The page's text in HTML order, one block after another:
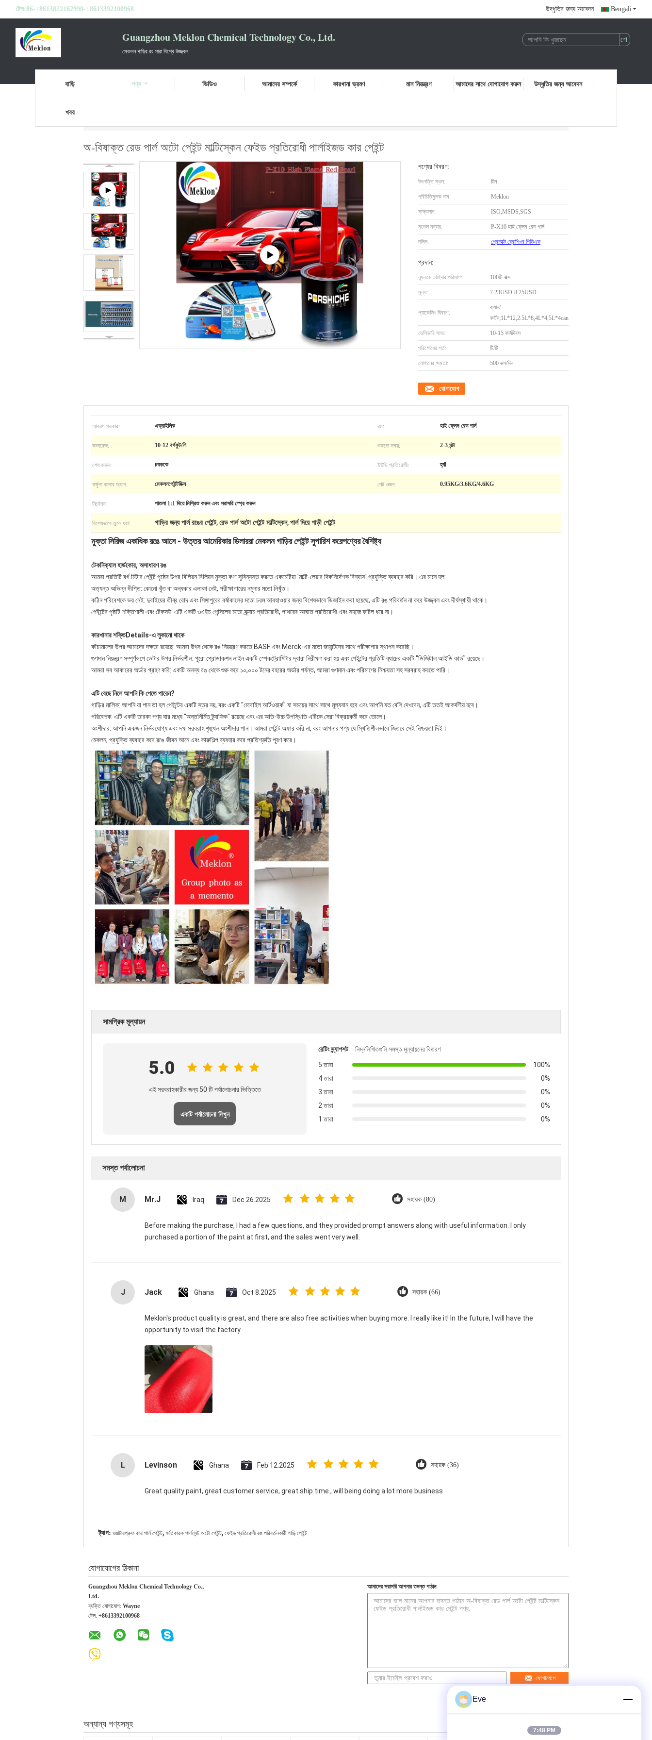
টেল:86-+8613822162990-+8613392100968 উদ্ধৃতির জন্য আবেদন Bengali
Guangzhou Meklon Chemical Technology Co., Ltd.
মেকলন গাড়ির রং সারা বিশ্বে উজ্জ্বল
বাড়ি পণ্য ভিডিও আমাদের সম্পর্কে কারখানা ভ্রমণ মান নিয়ন্ত্রণ আমাদের সাথে যোগাযোগ করুন উদ্ধৃতির জন্য আবেদন
খবর
অ-বিষাক্ত রেড পার্ল অটো পেইন্ট মাল্টিস্কেন ফেইড প্রতিরোধী পার্লাইজড কার পেইন্ট
পণ্যের বিবরণ:
উৎপত্তি স্থল: চীন
পরিচিতিমুলক নাম: Meklon
সাক্ষ্যদান: ISO,MSDS,SGS
মডেল নম্বার: P-X10 হাই ফ্লেম রেড পার্ল
দলিল: প্রোডাক্ট ব্রোশিওর পিডিএফ
প্রদান:
ন্যূনতম চাহিদার পরিমাণ: 100টি বাক্স
মূল্য: 7.23USD-8.25USD
প্যাকেজিং বিবরণ:
ক্যান/
কার্টন;1L*12,2.5L*8,4L*4,5L*4can
ডেলিভারি সময়: 10-15 কার্যদিবস
পরিশোধের শর্ত: টি/টি
যোগানের ক্ষমতা: 500 বক্স/দিন
যোগাযোগ
আবরণ প্রকার: এক্রাইলিক রঙ: হাই ফ্লেম রেড পার্ল
কভারেজ: 10-12 বর্গফুট/লি শুকনো সময়: 2-3 ঘন্টা
শেষ করুন: চকচকে ইউভি প্রতিরোধী: হ্যাঁ
ফর্মুলা কালার অ্যাপ: মেকলনপেইন্টমিক্স নেট ওজন: 0.95KG/3.6KG/4.6KG
নির্দেশনা: পাতলা 1:1 দিয়ে মিশ্রিত করুন এবং সরাসরি স্প্রে করুন
বিশেষভাবে তুলে ধরা: গাড়ির জন্য পার্ল রঙের পেইন্ট, রেড পার্ল অটো পেইন্ট মাল্টিস্কেন, পার্ল দিয়ে গাড়ী পেইন্ট
মুক্তা সিরিজ একাধিক রঙে আসে - উত্তর আমেরিকার ডিলাররা মেকলন গাড়ির পেইন্ট সুপারিশ করেপণ্যের বৈশিষ্ট্য
টেকনিক্যাল হার্ডকোর, অসাধারণ রঙ
আমরা প্রতিটি বর্গ মিটার পেইন্ট পৃষ্ঠের উপর বিলিয়ন বিলিয়ন মুক্তা কণা সুবিন্যস্ত করতে একচেটিয়া 'মাল্টি-লেয়ার দিকনির্দেশক বিন্যাস' প্রযুক্তি ব্যবহার করি। এর মানে হল:
অত্যন্ত অভিন্ন দীপ্তি: কোনো খুঁত বা অন্ধকার এলাকা নেই, পরীক্ষাগারের নমুনার মতো নিখুঁত।
কঠিন পরিবেশকে ভয় নেই: দুবাইয়ের তীব্র রোদ এবং সিঙ্গাপুরের বর্ষাকালের মতো চরম আবহাওয়ার জন্য বিশেষভাবে ডিজাইন করা হয়েছে, এটি রঙ পরিবর্তন না করে উজ্জ্বল এবং দীর্ঘস্থায়ী থাকে।
পেইন্টের পৃষ্ঠটি শক্তিশালী এবং টেকসই: এটি একটি ৩এইচ পেন্সিলের মতো স্ক্র্যাচ প্রতিরোধী, পাথরের আঘাত প্রতিরোধী এবং সহজে ফাটল ধরে না।
কারখানার শক্তিDetails-এ লুকানো থাকে
কাঁচামালের উপর আমাদের দক্ষতা রয়েছে: আমরা উৎস থেকে রঙ নিয়ন্ত্রণ করতে BASF এবং Merck-এর মতো জায়ান্টদের সাথে পরীক্ষাগার স্থাপন করেছি।
গুণমান নিয়ন্ত্রণ সম্পূর্ণরূপে ডেটার উপর নির্ভরশীল: পুরো প্রোডাকশন লাইন একটি স্পেকট্রোমিটার দ্বারা নিরীক্ষণ করা হয় এবং পেইন্টের প্রতিটি ব্যাচের একটি "ডিজিটাল আইডি কার্ড" রয়েছে।
আমরা সব আকারের অর্ডার গ্রহণ করি: একটি অনন্য রঙ থেকে শুরু করে ১০,০০০ টনের বহরের অর্ডার পর্যন্ত, আমরা গুণমান এবং পরিমাণের নিশ্চয়তা সহ সরবরাহ করতে পারি।
এটি বেছে নিলে আপনি কি পেতে পারেন?
গাড়ির মালিক: আপনি যা পান তা হল পেইন্টের একটি স্তর নয়, বরং একটি "মোবাইল আর্টওয়ার্ক" যা সময়ের সাথে সাথে মূল্যবান হবে এবং আপনি যত বেশি দেখবেন, এটি ততই আকর্ষণীয় হবে।
পরিবেশক: এটি একটি তারকা পণ্য যার মধ্যে "অন্তর্নির্মিত ট্র্যাফিক" রয়েছে এবং এর অতি-উচ্চ উপস্থিতি এটিকে সেরা বিক্রয়কর্মী করে তোলে।
অংশীদার: আপনি একজন নির্ভরযোগ্য এবং দক্ষ সরবরাহ শৃঙ্খল অংশীদার পান। আমরা পেইন্ট অফার করি না, বরং আপনার পণ্য যে স্থিতিশীলভাবে জিতবে সেই নিশ্চয়তা দিই।
মেকলন, প্রযুক্তি ব্যবহার করে রঙে জীবন আনে এবং কারুশিল্প ব্যবহার করে প্রতিশ্রুতি পূরণ করে।
সামগ্রিক মূল্যায়ন
5.0
এই সরবরাহকারীর জন্য 50 টি পর্যালোচনার ভিত্তিতে
একটি পর্যালোচনা লিখুন
রেটিং স্ন্যাপশট
নিম্নলিখিতগুলি সমস্ত মূল্যায়নের বিতরণ
5 তারা
100%
4 তারা
0%
3 তারা
0%
2 তারা
0%
1 তারা
0%
সমস্ত পর্যালোচনা
M Mr.J Iraq Dec 26.2025 সহায়ক (80)
Before making the purchase, I had a few questions, and they provided prompt answers along with useful information. I only
purchased a portion of the paint at first, and the sales went very well.
J Jack Ghana Oct 8.2025 সহায়ক (66)
Meklon's product quality is great, and there are also free activities when buying more. I really like it! In the future, I will have the
opportunity to visit the factory
L Levinson Ghana Feb 12.2025 সহায়ক (36)
Great quality paint, great customer service, great ship time., will being doing a lot more business
ট্যাগ: ওয়াটারপ্রুফ কার পার্ল পেইন্ট, ক্ষতিকারক পার্লসেন্ট অটো পেইন্ট, ফেইড প্রতিরোধী রঙ পরিবর্তনকারী গাড়ি পেইন্ট
যোগাযোগের ঠিকানা
Guangzhou Meklon Chemical Technology Co.,
Ltd.
ব্যক্তি যোগাযোগ: Wayne
টেল: +8613392100968
আমাদের সরাসরি আপনার তদন্ত পাঠান
যোগাযোগ
অন্যান্য পণ্যসমূহ
Eve
7:48 PM